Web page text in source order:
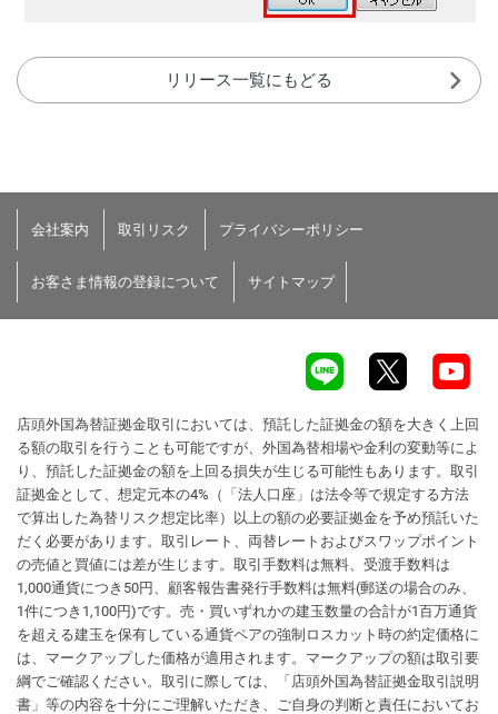
リリース一覧にもどる
会社案内 取引リスク プライバシーポリシー
お客さま情報の登録について サイトマップ
店頭外国為替証拠金取引においては、預託した証拠金の額を大きく上回
る額の取引を行うことも可能ですが、外国為替相場や金利の変動等によ
り、預託した証拠金の額を上回る損失が生じる可能性もあります。取引
証拠金として、想定元本の4%（「法人口座」は法令等で規定する方法
で算出した為替リスク想定比率）以上の額の必要証拠金を予め預託いた
だく必要があります。取引レート、両替レートおよびスワップポイント
の売値と買値には差が生じます。取引手数料は無料、受渡手数料は
1,000通貨につき50円、顧客報告書発行手数料は無料(郵送の場合のみ、
1件につき1,100円)です。売・買いずれかの建玉数量の合計が1百万通貨
を超える建玉を保有している通貨ペアの強制ロスカット時の約定価格に
は、マークアップした価格が適用されます。マークアップの額は取引要
綱でご確認ください。取引に際しては、「店頭外国為替証拠金取引説明
書」等の内容を十分にご理解いただき、ご自身の判断と責任においてお